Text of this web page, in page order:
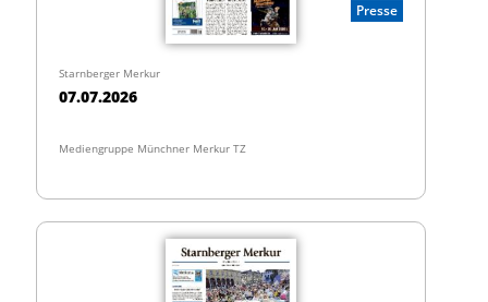
Presse
Starnberger Merkur
07.07.2026
Mediengruppe Münchner Merkur TZ